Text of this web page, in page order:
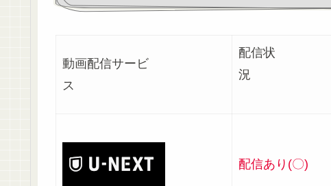
動画配信サービ
ス
配信状
配信あり(〇)